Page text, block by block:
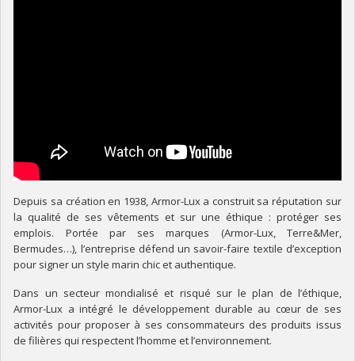
Depuis sa création en 1938, Armor-Lux a construit sa réputation sur
la qualité de ses vêtements et sur une éthique : protéger ses
emplois. Portée par ses marques (Armor-Lux, Terre&Mer,
Bermudes…), l’entreprise défend un savoir-faire textile d’exception
pour signer un style marin chic et authentique.
Dans un secteur mondialisé et risqué sur le plan de l’éthique,
Armor-Lux a intégré le développement durable au cœur de ses
activités pour proposer à ses consommateurs des produits issus
de filières qui respectent l’homme et l’environnement.